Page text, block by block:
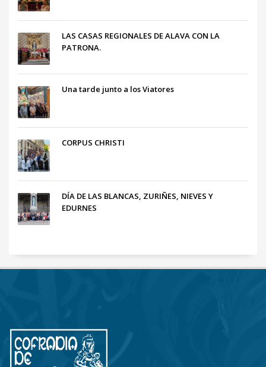
LAS CASAS REGIONALES DE ALAVA CON LA
PATRONA.
Una tarde junto a los Viatores
CORPUS CHRISTI
DÍA DE LAS BLANCAS, ZURIÑES, NIEVES Y
EDURNES